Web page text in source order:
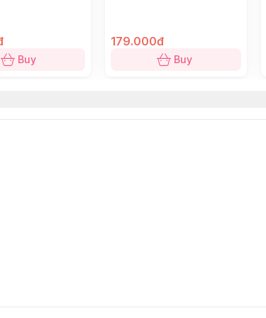
tại Dinh Design Store.
Buy
179.000đ
Buy